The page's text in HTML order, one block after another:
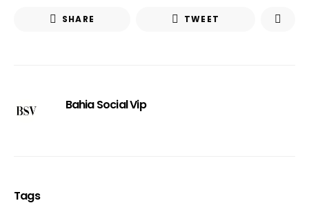
SHARE TWEET
Bahia Social Vip
Tags